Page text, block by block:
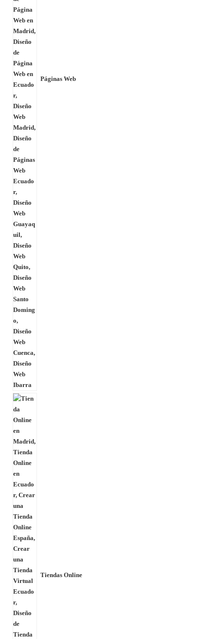
Páginas Web
Tiendas Online